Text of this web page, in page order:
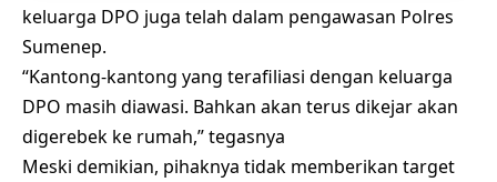
keluarga DPO juga telah dalam pengawasan Polres
Sumenep.
“Kantong-kantong yang terafiliasi dengan keluarga
DPO masih diawasi. Bahkan akan terus dikejar akan
digerebek ke rumah,” tegasnya
Meski demikian, pihaknya tidak memberikan target